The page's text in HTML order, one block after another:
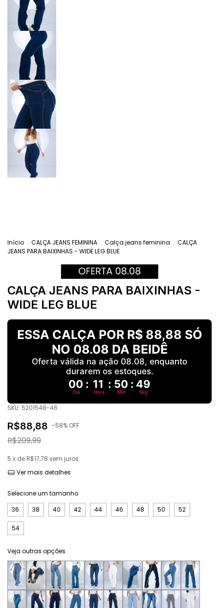
Início . CALÇA JEANS FEMININA . Calça jeans feminina . CALÇA
JEANS PARA BAIXINHAS - WIDE LEG BLUE
CALÇA JEANS PARA BAIXINHAS -
WIDE LEG BLUE
ESSA CALÇA POR R$ 88,88 SÓ
NO 08.08 DA BEIDÊ
Oferta válida na ação 08.08, enquanto
durarem os estoques.
00 : 11 : 50 : 48
Dia Hora Min Seg
SKU: 5201548-46
R$88,88 -58% OFF
R$209,99
5 x de R$17,78 sem juros
Ver mais detalhes
Selecione um tamanho
36
38 40 42 44 46 48 50 52
54
Veja outras opções